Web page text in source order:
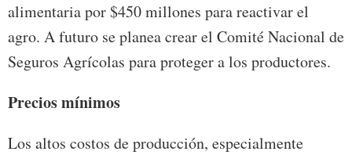
alimentaria por $450 millones para reactivar el
agro. A futuro se planea crear el Comité Nacional de
Seguros Agrícolas para proteger a los productores.
Precios mínimos
Los altos costos de producción, especialmente